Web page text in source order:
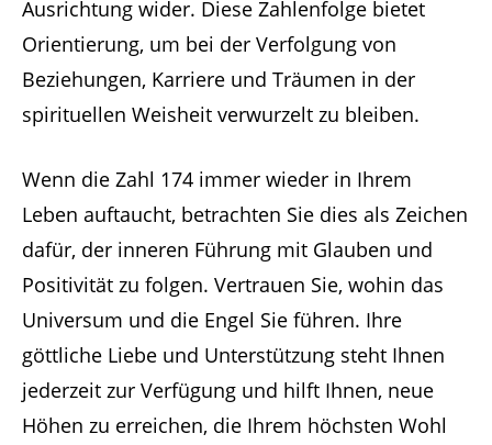
Ausrichtung wider. Diese Zahlenfolge bietet
Orientierung, um bei der Verfolgung von
Beziehungen, Karriere und Träumen in der
spirituellen Weisheit verwurzelt zu bleiben.
Wenn die Zahl 174 immer wieder in Ihrem
Leben auftaucht, betrachten Sie dies als Zeichen
dafür, der inneren Führung mit Glauben und
Positivität zu folgen. Vertrauen Sie, wohin das
Universum und die Engel Sie führen. Ihre
göttliche Liebe und Unterstützung steht Ihnen
jederzeit zur Verfügung und hilft Ihnen, neue
Höhen zu erreichen, die Ihrem höchsten Wohl